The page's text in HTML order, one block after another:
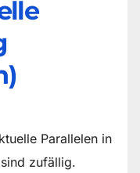
Parallelen in
zufällig.